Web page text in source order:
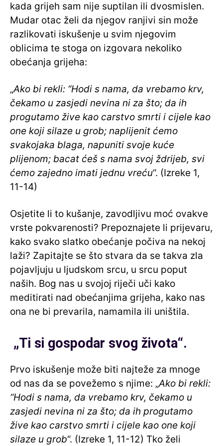
kada grijeh sam nije suptilan ili dvosmislen.
Mudar otac želi da njegov ranjivi sin može
razlikovati iskušenje u svim njegovim
oblicima te stoga on izgovara nekoliko
obećanja grijeha:
„Ako bi rekli: “Hodi s nama, da vrebamo krv,
čekamo u zasjedi nevina ni za što; da ih
progutamo žive kao carstvo smrti i cijele kao
one koji silaze u grob; naplijenit ćemo
svakojaka blaga, napuniti svoje kuće
plijenom; bacat ćeš s nama svoj ždrijeb, svi
ćemo zajedno imati jednu vreću“. (Izreke 1,
11-14)
Osjetite li to kušanje, zavodljivu moć ovakve
vrste pokvarenosti? Prepoznajete li prijevaru,
kako svako slatko obećanje počiva na nekoj
laži? Zapitajte se što stvara da se takva zla
pojavljuju u ljudskom srcu, u srcu poput
naših. Bog nas u svojoj riječi uči kako
meditirati nad obećanjima grijeha, kako nas
ona ne bi prevarila, namamila ili uništila.
„Ti si gospodar svog života“.
Prvo iskušenje može biti najteže za mnoge
od nas da se povežemo s njime: „Ako bi rekli:
“Hodi s nama, da vrebamo krv, čekamo u
zasjedi nevina ni za što; da ih progutamo
žive kao carstvo smrti i cijele kao one koji
silaze u grob“. (Izreke 1, 11-12) Tko želi